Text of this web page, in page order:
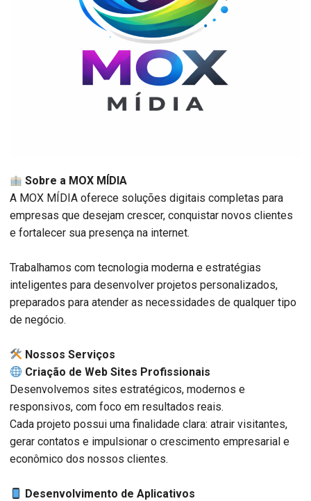
Sobre a MOX MÍDIA
A MOX MÍDIA oferece soluções digitais completas para
empresas que desejam crescer, conquistar novos clientes
e fortalecer sua presença na internet.
Trabalhamos com tecnologia moderna e estratégias
inteligentes para desenvolver projetos personalizados,
preparados para atender as necessidades de qualquer tipo
de negócio.
️ Nossos Serviços
Criação de Web Sites Profissionais
Desenvolvemos sites estratégicos, modernos e
responsivos, com foco em resultados reais.
Cada projeto possui uma finalidade clara: atrair visitantes,
gerar contatos e impulsionar o crescimento empresarial e
econômico dos nossos clientes.
Desenvolvimento de Aplicativos